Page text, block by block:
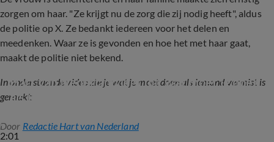
zorgen om haar. "Ze krijgt nu de zorg die zij nodig heeft", aldus
de politie op X. Ze bedankt iedereen voor het delen en
meedenken. Waar ze is gevonden en hoe het met haar gaat,
maakt de politie niet bekend.
In onderstaande video zie je wat je moet doen als iemand vermist is
geraakt:
2:01
Hart van Nederland legt uit: wat moet je doen
als iemand vermist raakt?
Door Redactie Hart van Nederland